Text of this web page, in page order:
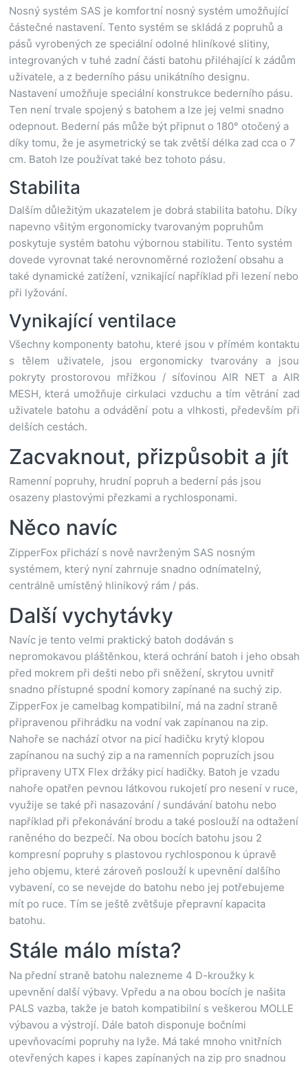
Nosný systém SAS je komfortní nosný systém umožňující
částečné nastavení. Tento systém se skládá z popruhů a
pásů vyrobených ze speciální odolné hliníkové slitiny,
integrovaných v tuhé zadní části batohu přiléhající k zádům
uživatele, a z bederního pásu unikátního designu.
Nastavení umožňuje speciální konstrukce bederního pásu.
Ten není trvale spojený s batohem a lze jej velmi snadno
odepnout. Bederní pás může být připnut o 180° otočený a
díky tomu, že je asymetrický se tak zvětší délka zad cca o 7
cm. Batoh lze používat také bez tohoto pásu.
Stabilita
Dalším důležitým ukazatelem je dobrá stabilita batohu. Díky
napevno všitým ergonomicky tvarovaným popruhům
poskytuje systém batohu výbornou stabilitu. Tento systém
dovede vyrovnat také nerovnoměrné rozložení obsahu a
také dynamické zatížení, vznikající například při lezení nebo
při lyžování.
Vynikající ventilace
Všechny komponenty batohu, které jsou v přímém kontaktu
s tělem uživatele, jsou ergonomicky tvarovány a jsou
pokryty prostorovou mřížkou / síťovinou AIR NET a AIR
MESH, která umožňuje cirkulaci vzduchu a tím větrání zad
uživatele batohu a odvádění potu a vlhkosti, především při
delších cestách.
Zacvaknout, přizpůsobit a jít
Ramenní popruhy, hrudní popruh a bederní pás jsou
osazeny plastovými přezkami a rychlosponami.
Něco navíc
ZipperFox přichází s nově navrženým SAS nosným
systémem, který nyní zahrnuje snadno odnímatelný,
centrálně umístěný hliníkový rám / pás.
Další vychytávky
Navíc je tento velmi praktický batoh dodáván s
nepromokavou pláštěnkou, která ochrání batoh i jeho obsah
před mokrem při dešti nebo při sněžení, skrytou uvnitř
snadno přístupné spodní komory zapínané na suchý zip.
ZipperFox je camelbag kompatibilní, má na zadní straně
připravenou přihrádku na vodní vak zapínanou na zip.
Nahoře se nachází otvor na picí hadičku krytý klopou
zapínanou na suchý zip a na ramenních popruzích jsou
připraveny UTX Flex držáky picí hadičky. Batoh je vzadu
nahoře opatřen pevnou látkovou rukojetí pro nesení v ruce,
využije se také při nasazování / sundávání batohu nebo
například při překonávání brodu a také poslouží na odtažení
raněného do bezpečí. Na obou bocích batohu jsou 2
kompresní popruhy s plastovou rychlosponou k úpravě
jeho objemu, které zároveň poslouží k upevnění dalšího
vybavení, co se nevejde do batohu nebo jej potřebujeme
mít po ruce. Tím se ještě zvětšuje přepravní kapacita
batohu.
Stále málo místa?
Na přední straně batohu nalezneme 4 D-kroužky k
upevnění další výbavy. Vpředu a na obou bocích je našita
PALS vazba, takže je batoh kompatibilní s veškerou MOLLE
výbavou a výstrojí. Dále batoh disponuje bočními
upevňovacími popruhy na lyže. Má také mnoho vnitřních
otevřených kapes i kapes zapínaných na zip pro snadnou